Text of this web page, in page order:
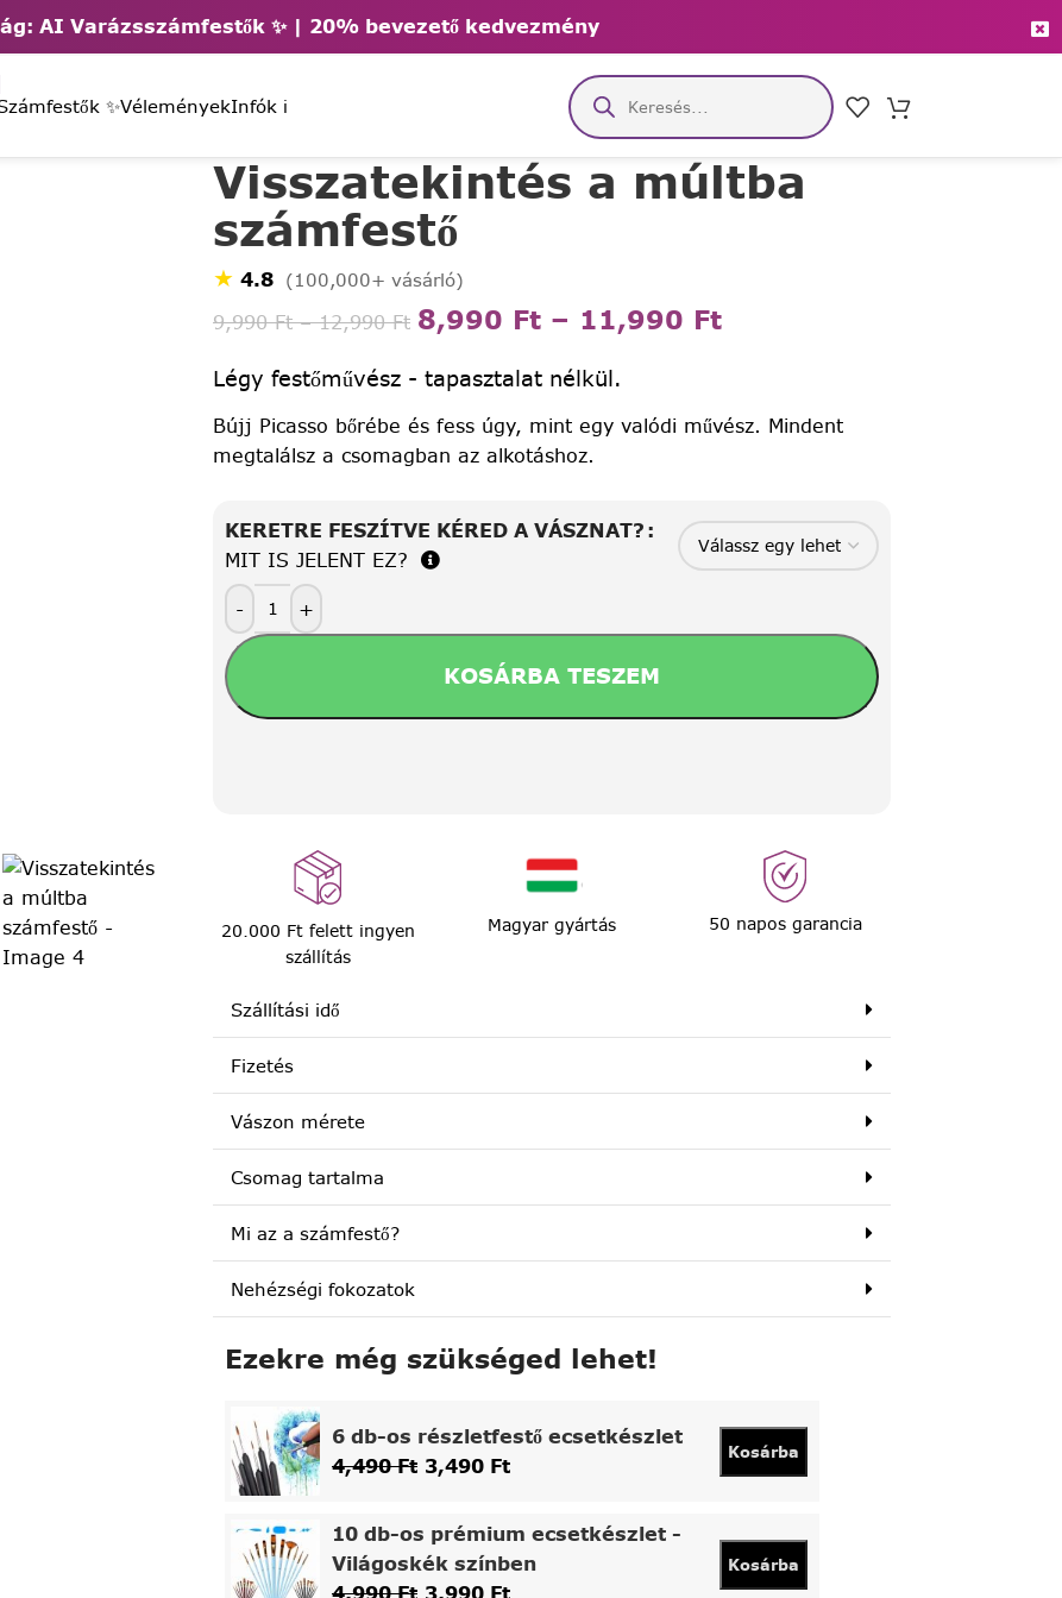
AI Varázsszámfestők ✨ | 20% bevezető kedvezmény
✨VéleményekInfók ℹ️
Visszatekintés a múltba
számfestő
★ 4.8 (100,000+ vásárló)
9,990Ft – 12,990Ft 8,990 Ft – 11,990 Ft
Légy festőművész - tapasztalat nélkül.
Bújj Picasso bőrébe és fess úgy, mint egy valódi művész. Mindent
megtalálsz a csomagban az alkotáshoz.
KERETRE FESZÍTVE KÉRED A VÁSZNAT?
MIT IS JELENT EZ?
-
+
KOSÁRBA TESZEM
20.000 Ft felett ingyen
szállítás
Magyar gyártás 50 napos garancia
Szállítási idő
Fizetés
Vászon mérete
Csomag tartalma
Mi az a számfestő?
Nehézségi fokozatok
Ezekre még szükséged lehet!
6 db-os részletfestő ecsetkészlet
4,490Ft 3,490 Ft
Kosárba
10 db-os prémium ecsetkészlet -
Világoskék színben
Kosárba